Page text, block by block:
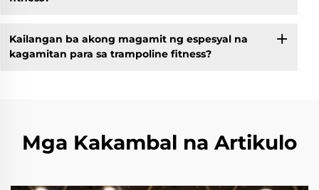
Kailangan ba akong magamit ng espesyal na
kagamitan para sa trampoline fitness?
Mga Kakambal na Artikulo